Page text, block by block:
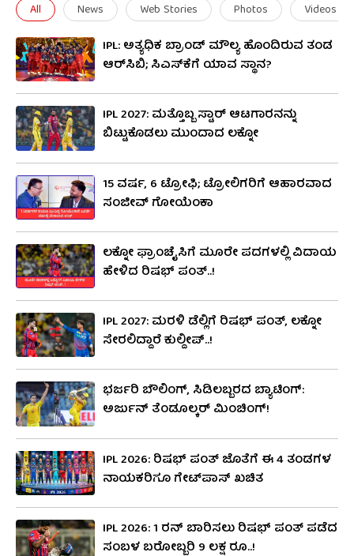
All News Web Stories Photos Videos
IPL: ಅತ್ಯಧಿಕ ಬ್ರಾಂಡ್ ಮೌಲ್ಯ ಹೊಂದಿರುವ ತಂಡ
ಆರ್​ಸಿಬಿ; ಸಿಎಸ್​ಕೆಗೆ ಯಾವ ಸ್ಥಾನ?
IPL 2027: ಮತ್ತೊಬ್ಬ ಸ್ಟಾರ್ ಆಟಗಾರನನ್ನು
ಬಿಟ್ಟುಕೊಡಲು ಮುಂದಾದ ಲಕ್ನೋ
15 ವರ್ಷ, 6 ಟ್ರೋಫಿ; ಟ್ರೋಲಿಗರಿಗೆ ಆಹಾರವಾದ
ಸಂಜೀವ್ ಗೋಯೆಂಕಾ
ಲಕ್ನೋ ಫ್ರಾಂಚೈಸಿಗೆ ಮೂರೇ ಪದಗಳಲ್ಲಿ ವಿದಾಯ
ಹೇಳಿದ ರಿಷಭ್ ಪಂತ್..!
IPL 2027: ಮರಳಿ ಡೆಲ್ಲಿಗೆ ರಿಷಭ್ ಪಂತ್, ಲಕ್ನೋ
ಸೇರಲಿದ್ದಾರೆ ಕುಲ್ದೀಪ್..!
ಭರ್ಜರಿ ಬೌಲಿಂಗ್, ಸಿಡಿಲಬ್ಬರದ ಬ್ಯಾಟಿಂಗ್:
ಅರ್ಜುನ್ ತೆಂಡೂಲ್ಕರ್ ಮಿಂಚಿಂಗ್!
IPL 2026: ರಿಷಭ್ ಪಂತ್ ಜೊತೆಗೆ ಈ 4 ತಂಡಗಳ
ನಾಯಕರಿಗೂ ಗೇಟ್​ಪಾಸ್ ಖಚಿತ
IPL 2026: 1 ರನ್​​ ಬಾರಿಸಲು ರಿಷಭ್ ಪಂತ್ ಪಡೆದ
ಸಂಬಳ ಬರೋಬ್ಬರಿ 9 ಲಕ್ಷ ರೂ..!